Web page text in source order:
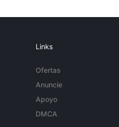
Links
Ofertas
Anuncie
Apoyo
DMCA